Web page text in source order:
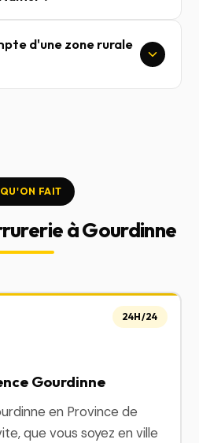
d'une zone rurale
FAIT
à Gourdinne
Gourdinne
en Province de
que vous soyez en ville
24H/24